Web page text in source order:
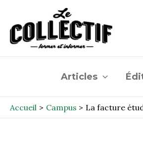
contenu
Articles
Accueil Campus La facture